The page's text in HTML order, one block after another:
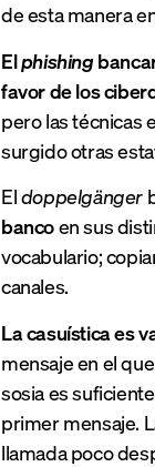
de esta manera
Elphishing
favor de los
pero las técnicas
surgido otras
Eldoppelgänger
bancoen sus
vocabulario;
canales.
La casuística es
mensaje en el
sosia es
primer mensaje.
llamada poco